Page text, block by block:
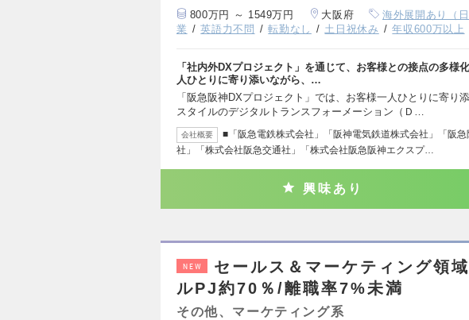
800万円 ～ 1549万円 大阪府 海外展開あり（
業
英語力不問 転勤なし 土日祝休み 年収600万以上
「社内外DXプロジェクト」を通じて、お客様との接点の多様
人ひとりに寄り添いながら、…
「阪急阪神DXプロジェクト」では、お客様一人ひとりに寄り
スタイルのデジタルトランスフォーメーション（Ｄ…
会社概要
■「阪急電鉄株式会社」「阪神電気鉄道株式会社」「阪
社」「株式会社阪急交通社」「株式会社阪急阪神エクスプ…
興味あり
NEW
セールス＆マーケティング領
ルPJ約70％/離職率7%未満
その他、マーケティング系